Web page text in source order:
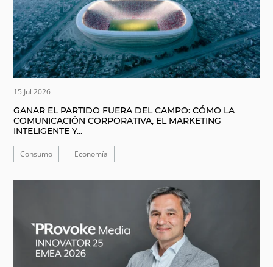
15 Jul 2026
GANAR EL PARTIDO FUERA DEL CAMPO: CÓMO LA
COMUNICACIÓN CORPORATIVA, EL MARKETING
INTELIGENTE Y...
Consumo Economía